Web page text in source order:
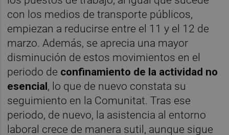
con los medios de transporte públicos,
empiezan a reducirse entre el 11 y el 12 de
marzo. Además, se aprecia una mayor
disminución de estos movimientos en el
periodo de confinamiento de la actividad no
esencial, lo que de nuevo constata su
seguimiento en la Comunitat. Tras ese
periodo, de nuevo, la asistencia al entorno
laboral crece de manera sutil, aunque sigue